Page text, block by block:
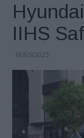
IIHS
18/05/2025